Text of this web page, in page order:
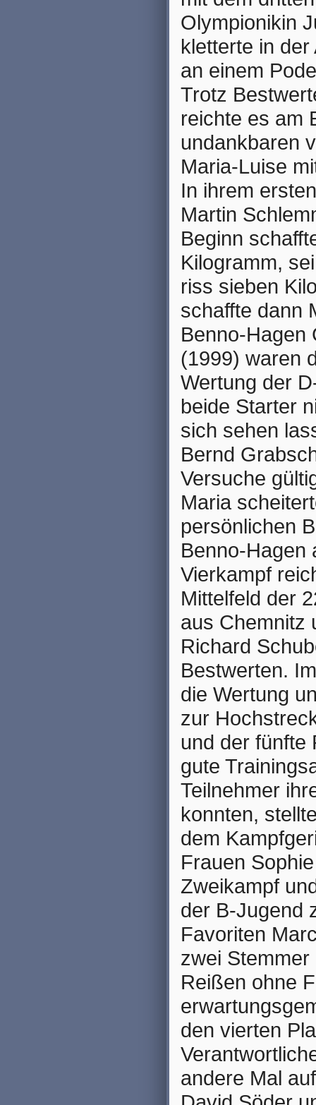
Olympionikin
kletterte in
an einem
Trotz
reichte es am
undankbaren
Maria-Luise
In ihrem
Martin
Beginn
Kilogramm,
riss sieben
schaffte dann
Benno-Hagen
(1999) waren
Wertung der
beide Starter
sich sehen
Bernd
Versuche
Maria
persönlichen
Benno-Hagen
Vierkampf
Mittelfeld der
aus Chemnitz
Richard
Bestwerten.
die Wertung
zur
und der fünfte
gute
Teilnehmer
konnten,
dem
Frauen
Zweikampf
der B-Jugend
Favoriten
zwei
Reißen ohne
den vierten
andere Mal